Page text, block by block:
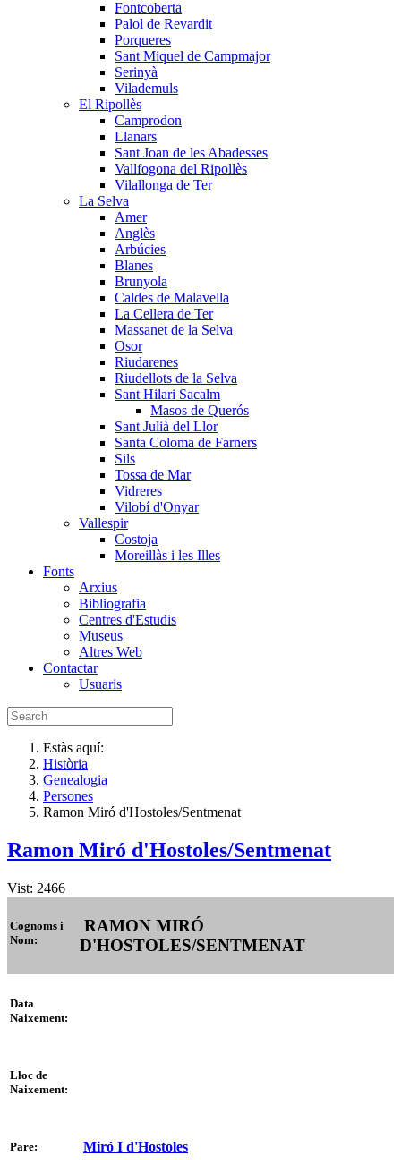
Fontcoberta
Palol de Revardit
Porqueres
Sant Miquel de Campmajor
Serinyà
Vilademuls
El Ripollès
Camprodon
Llanars
Sant Joan de les Abadesses
Vallfogona del Ripollès
Vilallonga de Ter
La Selva
Amer
Anglès
Arbúcies
Blanes
Brunyola
Caldes de Malavella
La Cellera de Ter
Massanet de la Selva
Osor
Riudarenes
Riudellots de la Selva
Sant Hilari Sacalm
Masos de Querós
Sant Julià del Llor
Santa Coloma de Farners
Sils
Tossa de Mar
Vidreres
Vilobí d'Onyar
Vallespir
Costoja
Moreillàs i les Illes
Fonts
Arxius
Bibliografia
Centres d'Estudis
Museus
Altres Web
Contactar
Usuaris
Estàs aquí:
Història
Genealogia
Persones
Ramon Miró d'Hostoles/Sentmenat
Ramon Miró d'Hostoles/Sentmenat
Vist: 2466
Cognoms i
Nom:
RAMON MIRÓ
D'HOSTOLES/SENTMENAT
Data
Naixement:
Lloc de
Naixement:
Pare: Miró I d'Hostoles